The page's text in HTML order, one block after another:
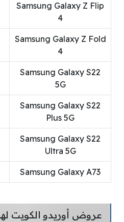
Samsung Galaxy Z Flip
4
Samsung Galaxy Z Fold
4
Samsung Galaxy S22
5G
Samsung Galaxy S22
Plus 5G
Samsung Galaxy S22
Ultra 5G
Samsung Galaxy A73